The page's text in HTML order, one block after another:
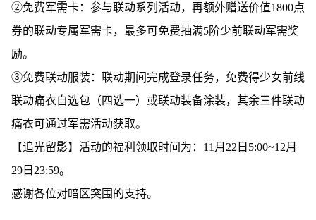
②免费军需卡：参与联动系列活动，再额外赠送价值1800点
券的联动专属军需卡，最多可免费抽满5阶少前联动军需奖
励。
③免费联动服装：联动期间完成登录任务，免费得少女前线
联动痛衣自选包（四选一）或联动装备涂装，其余三件联动
痛衣可通过军需活动获取。
【追光留影】活动的福利领取时间为：11月22日5:00~12月
29日23:59。
感谢各位对暗区突围的支持。